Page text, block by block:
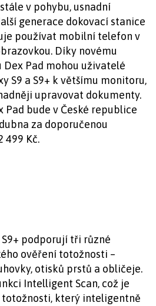
v pohybu, usnadní
generace dokovací stanice
používat mobilní telefon v
Díky novému
Pad mohou uživatelé
S9 a S9+ k většímu monitoru,
upravovat dokumenty.
Pad bude v České republice
za doporučenou
499 Kč.
podporují tři různé
ověření totožnosti –
otisků prstů a obličeje.
Intelligent Scan, což je
totožnosti, který inteligentně